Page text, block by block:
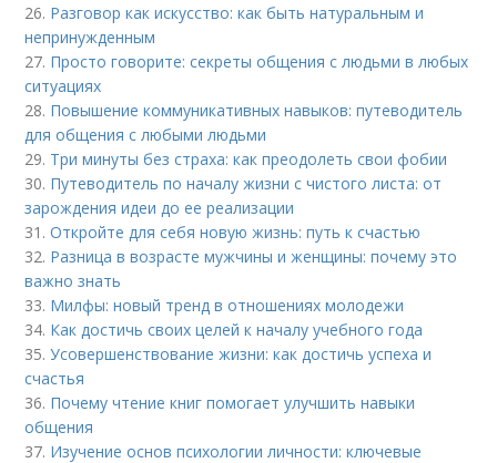
26. Разговор как искусство: как быть натуральным и
непринужденным
27. Просто говорите: секреты общения с людьми в любых
ситуациях
28. Повышение коммуникативных навыков: путеводитель
для общения с любыми людьми
29. Три минуты без страха: как преодолеть свои фобии
30. Путеводитель по началу жизни с чистого листа: от
зарождения идеи до ее реализации
31.Откройте для себя новую жизнь: путь к счастью
32. Разница в возрасте мужчины и женщины: почему это
важно знать
33. Милфы: новый тренд в отношениях молодежи
34. Как достичь своих целей к началу учебного года
35.Усовершенствование жизни: как достичь успеха и
счастья
36. Почему чтение книг помогает улучшить навыки
общения
37. Изучение основ психологии личности: ключевые